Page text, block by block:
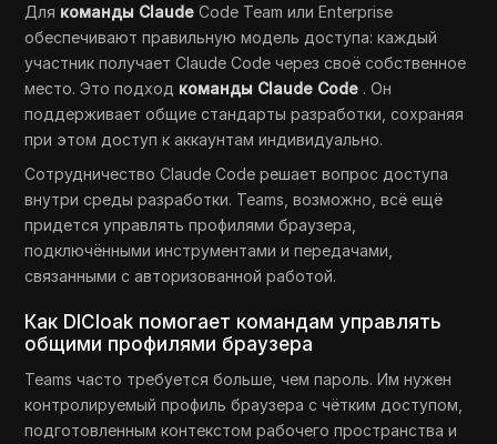
Для команды Claude Code Team или Enterprise
обеспечивают правильную модель доступа: каждый
участник получает Claude Code через своё собственное
место. Это подход команды Claude Code . Он
поддерживает общие стандарты разработки, сохраняя
при этом доступ к аккаунтам индивидуально.
Сотрудничество Claude Code решает вопрос доступа
внутри среды разработки. Teams, возможно, всё ещё
придется управлять профилями браузера,
подключёнными инструментами и передачами,
связанными с авторизованной работой.
Как DICloak помогает командам управлять
общими профилями браузера
Teams часто требуется больше, чем пароль. Им нужен
контролируемый профиль браузера с чётким доступом,
подготовленным контекстом рабочего пространства и